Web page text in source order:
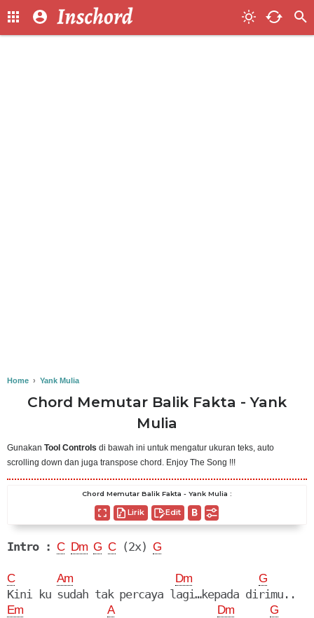
Home › Yank Mulia
Chord Memutar Balik Fakta - Yank
Mulia
Gunakan Tool Controls di bawah ini untuk mengatur ukuran teks, auto
scrolling down dan juga transpose chord. Enjoy The Song !!!
Chord Memutar Balik Fakta - Yank Mulia :
Lirik Edit
Intro : C Dm G C (2x) G
C Am Dm G
Em A Dm G